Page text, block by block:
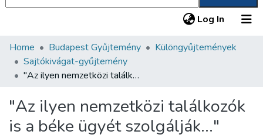
Log In (current)
Communities & Collections
All of DSpace
About us
Home Budapest Gyűjtemény
Különgyűjtemények
Sajtókivágat-gyűjtemény
"Az ilyen nemzetközi találkozók is a béke ügyét szolgálják..."
"Az ilyen nemzetközi találkozók
is a béke ügyét szolgálják..."